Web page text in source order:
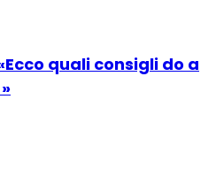
quali consigli do a